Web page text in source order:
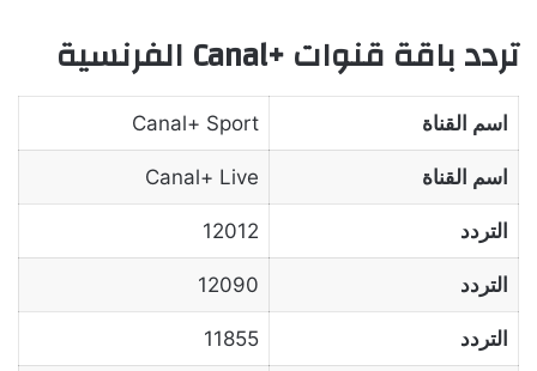
تردد باقة قنوات +Canal الفرنسية
اسم القناة Canal+ Sport
اسم القناة Canal+ Live
التردد 12012
التردد 12090
التردد 11855